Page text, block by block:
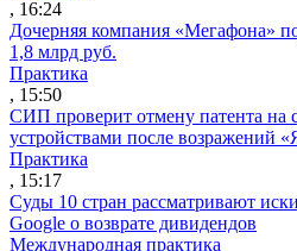
, 16:24
Дочерняя компания «Мегафона»
1,8 млрд руб.
Практика
, 15:50
СИП проверит отмену патента на
устройствами после возражений
Практика
, 15:17
Суды 10 стран рассматривают
Google о возврате дивидендов
Международная практика